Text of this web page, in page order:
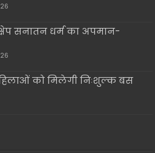
सनातन धर्म का अपमान-
को मिलेगी निःशुल्क बस